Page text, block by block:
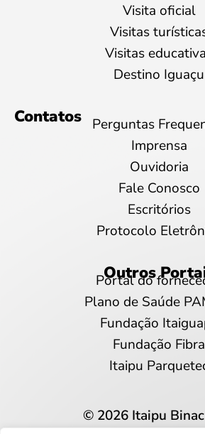
Visita oficial
Visitas
Visitas
Destino Iguaçu
Contatos
Perguntas
Imprensa
Ouvidoria
Fale Conosco
Escritórios
Protocolo
Outros
Portal do
Plano de Saúde
Fundação
Fundação Fibra
Itaipu
© 2026 Itaipu